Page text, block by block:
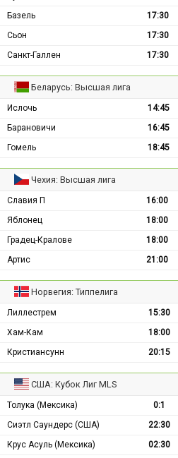
Базель
17:30
Сьон
17:30
Санкт-Галлен
17:30
Беларусь: Высшая лига
Ислочь 14:45
Барановичи
16:45
Гомель
18:45
Чехия: Высшая лига
Славия П 16:00
Яблонец
18:00
Градец-Кралове
18:00
Артис
21:00
Норвегия: Типпелига
Лиллестрем 15:30
Хам-Кам
18:00
Кристиансунн
20:15
США: Кубок Лиг MLS
Толука (Мексика) 0:1
Сиэтл Саундерс (США)
22:30
Крус Асуль (Мексика)
02:30